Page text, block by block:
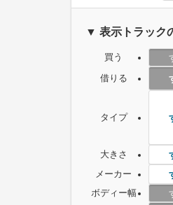
▼ 表示トラック
買う
借りる
タイプ
大きさ
メーカー
ボディー幅